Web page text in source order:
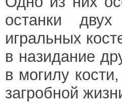
останки
игральных
в назидание
в могилу
загробной